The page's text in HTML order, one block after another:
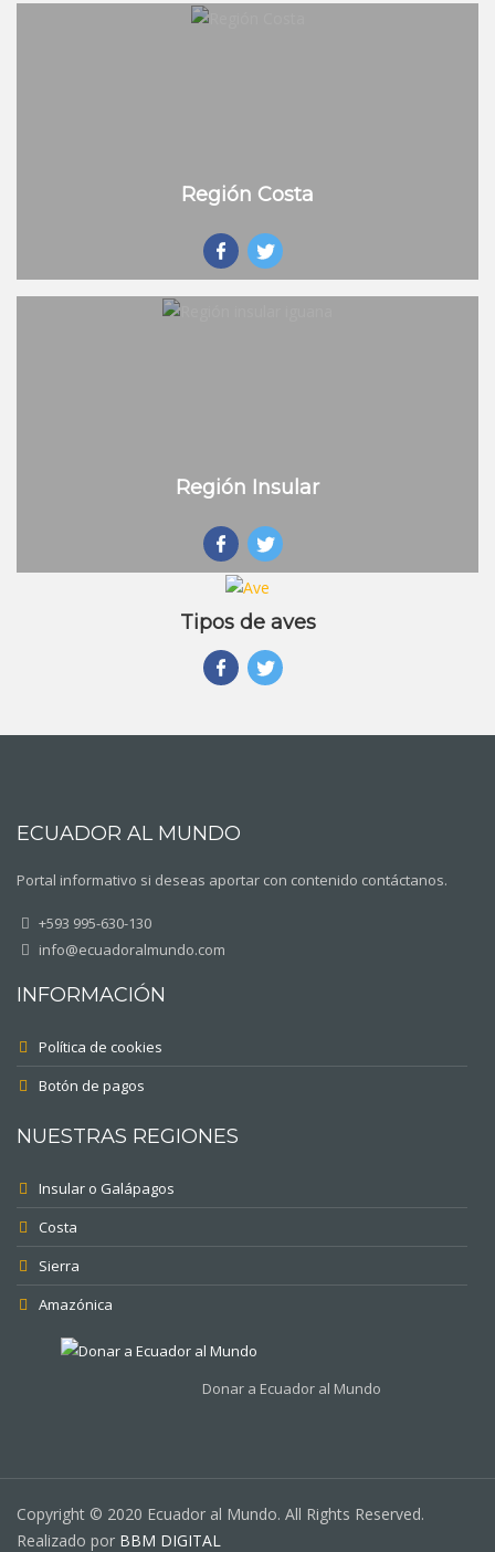
Región Costa
Región Insular
Tipos de aves
ECUADOR AL MUNDO
Portal informativo si deseas aportar con contenido contáctanos.
+593 995-630-130
info@ecuadoralmundo.com
INFORMACIÓN
Política de cookies
Botón de pagos
NUESTRAS REGIONES
Insular o Galápagos
Costa
Sierra
Amazónica
Donar a Ecuador al Mundo
Copyright © 2020 Ecuador al Mundo. All Rights Reserved.
Realizado por BBM DIGITAL